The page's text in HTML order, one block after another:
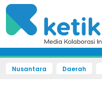
Nusantara Daerah